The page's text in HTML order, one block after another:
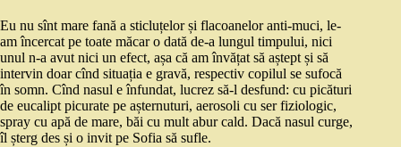
Eu nu sînt mare fană a sticluțelor și flacoanelor anti-muci, le-
am încercat pe toate măcar o dată de-a lungul timpului, nici
unul n-a avut nici un efect, așa că am învățat să aștept și să
intervin doar cînd situația e gravă, respectiv copilul se sufocă
în somn. Cînd nasul e înfundat, lucrez să-l desfund: cu picături
de eucalipt picurate pe așternuturi, aerosoli cu ser fiziologic,
spray cu apă de mare, băi cu mult abur cald. Dacă nasul curge,
îl șterg des și o invit pe Sofia să sufle.